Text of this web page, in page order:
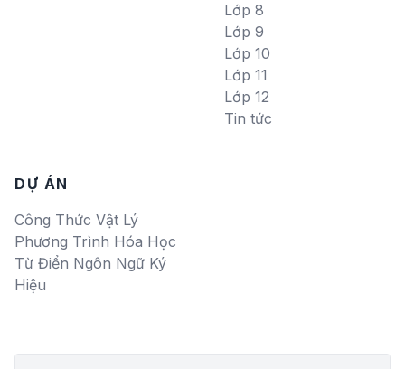
Lớp 8
Lớp 9
Lớp 10
Lớp 11
Lớp 12
Tin tức
DỰ ÁN
Công Thức Vật Lý
Phương Trình Hóa Học
Từ Điển Ngôn Ngữ Ký
Hiệu